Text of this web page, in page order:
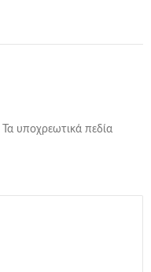
Τα υποχρεωτικά πεδία